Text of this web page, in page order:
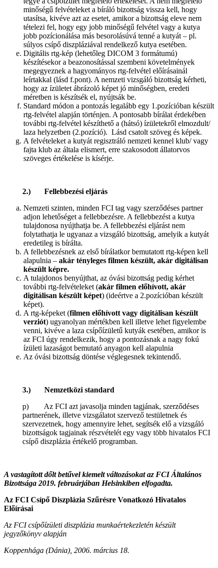
minőségű felvételeket a bíráló bizottság vissza kell, hogy
utasítsa, kivéve azt az esetet, amikor a bizottság eleve nem
tételezi fel, hogy egy jobb minőségű felvétel vagy a kutya
jobb pozícionálása más besorolásúvá tenné a kutyát – pl.
súlyos csípő diszpláziával rendelkező kutya esetében.
Digitális rtg-kép (lehetőleg DICOM 3 formátumú)
készítésekor a beazonosítással szembeni követelmények
megegyeznek a hagyományos rtg-felvétel előírásainál
leírtakkal (lásd f.pont). A nemzeti vizsgáló bizottság kérheti,
hogy az ízületet ábrázoló képet jó minőségben, eredeti
méretben is készítsék el, nyújtsák be.
Standard módon a pontozás legalább egy 1.pozícióban készült
rtg-felvétel alapján történjen. A pontosabb bírálat érdekében
további rtg-felvétel készíthető a (hátsó) ízületekről elmozdult/
laza helyzetben (2.pozíció). Lásd csatolt szöveg és képek.
A felvételeket a kutyát regisztráló nemzeti kennel klub/ vagy
fajta klub az általa elismert, erre szakosodott állatorvos
szöveges értékelése is kísérje.
2.) Fellebbezési eljárás
Nemzeti szinten, minden FCI tag vagy szerződéses partner
adjon lehetőséget a fellebbezésre. A fellebbezést a kutya
tulajdonosa nyújthatja be. A fellebbezési eljárást nem
folytathatja le ugyanaz a vizsgáló bizottság, amelyik a kutyát
eredetileg is bírálta.
A fellebbezésnek az első bírálatkor bemutatott rtg-képen kell
alapulnia – akár tényleges filmen készült, akár digitálisan
készült képre.
A tulajdonos benyújthat, az óvási bizottság pedig kérhet
további rtg-felvételeket (akár filmen előhívott, akár
digitálisan készült képet) (ideértve a 2.pozícióban készült
képet).
A rtg-képeket (filmen előhívott vagy digitálisan készült
verziót) ugyanolyan mértékben kell illetve lehet figyelembe
venni, kivéve a laza csípőízületű kutyák esetében, amikor is
az FCI úgy rendelkezik, hogy a pontozásnak a nagy fokú
ízületi lazaságot bemutató anyagon kell alapulnia
Az óvási bizottság döntése véglegesnek tekintendő.
3.) Nemzetközi standard
p) Az FCI azt javasolja minden tagjának, szerződéses
partnerének, illetve vizsgálatot szervező testületnek és
szervezetnek, hogy amennyire lehet, segítsék elő a vizsgáló
bizottságok tagjainak részvételét egy vagy több hivatalos FCI
csípő diszplázia értékelő programban.
A vastagított dőlt betűvel kiemelt változásokat az FCI Általános
Bizottsága 2019. februárjában Helsinkiben elfogadta.
Az FCI Csípő Diszplázia Szűrésre Vonatkozó Hivatalos
Előírásai
Az FCI csípőízületi diszplázia munkaértekezletén készült
jegyzőkönyv alapján
Koppenhága (Dánia), 2006. március 18.